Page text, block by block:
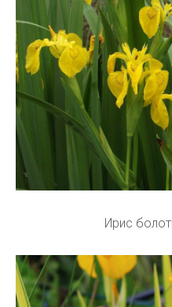
Ирис